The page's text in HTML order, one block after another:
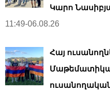
Կարո
11:49-06.08.26
Հայ